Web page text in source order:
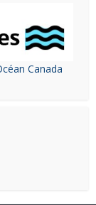
Canada